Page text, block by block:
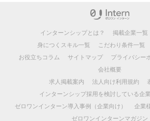
インターンシップとは？ 掲載企業一覧
身につくスキル一覧
こだわり条件一覧
お役立ちコラム
サイトマップ プライバシー
会社概要
求人掲載案内
法人向け利用規約
インターンシップ採用を検討している企
ゼロワンインターン導入事例（企業向け）
企業
ゼロワンインターンマガジン